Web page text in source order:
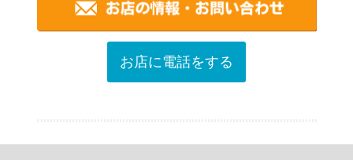
お店に電話をする